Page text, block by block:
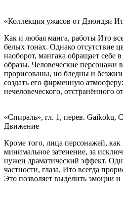
«Коллекция ужасов от Дзюндзи
Как и любая манга, работы Ито
белых тонах. Однако отсутствие
наоборот, мангака обращает себе
образы. Человеческие персонажи
прорисованы, но бледны и
создать его фирменную
нечеловеческого, отстранённого
«Спираль», гл. 1, перев. Gaikoku,
Движение
Кроме того, лица персонажей,
минимальное затенение, за
нужен драматический эффект.
частности, глаза, Ито всегда
Это позволяет выделить эмоции и